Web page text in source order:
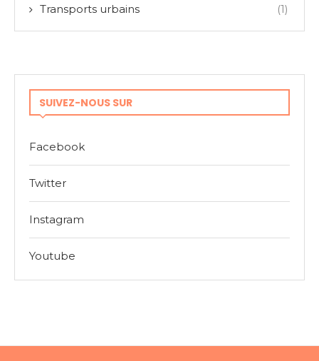
Transports urbains (1)
SUIVEZ-NOUS SUR
Facebook
Twitter
Instagram
Youtube